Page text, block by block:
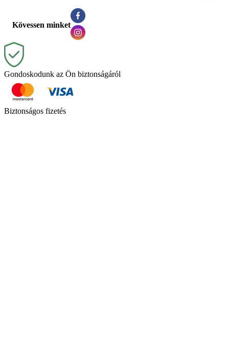
Kövessen minket
Gondoskodunk az Ön biztonságáról
Biztonságos fizetés